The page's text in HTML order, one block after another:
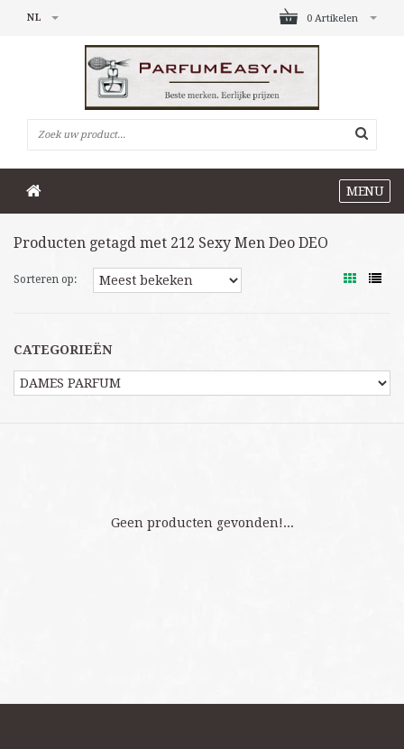
0 Artikelen
NL
MENU
Producten getagd met 212 Sexy Men Deo DEO
Sorteren op:
CATEGORIEËN
Geen producten gevonden!...